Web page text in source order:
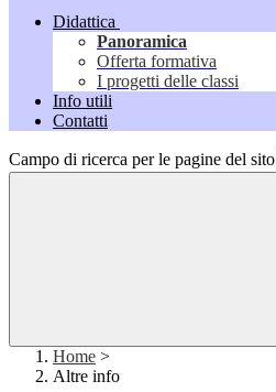
Didattica
Panoramica
Offerta formativa
I progetti delle classi
Info utili
Contatti
Campo di ricerca per le pagine del sito
Home >
Altre info